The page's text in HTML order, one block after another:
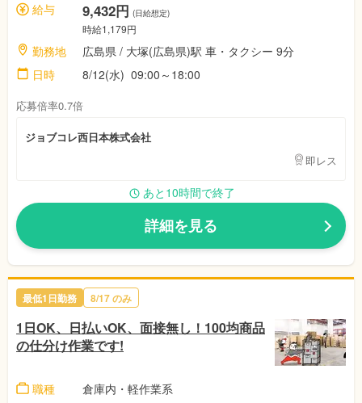
給与
9,432円 (日給想定)
時給1,179円
勤務地
広島県 / 大塚(広島県)駅 車・タクシー 9分
日時
8/12(水) 09:00～18:00
応募倍率0.7倍
ジョブコレ西日本株式会社
即レス
あと10時間で終了
詳細を見る
最低1日勤務 8/17 のみ
1日OK、日払いOK、面接無し！100均商品
の仕分け作業です!
職種
倉庫内・軽作業系